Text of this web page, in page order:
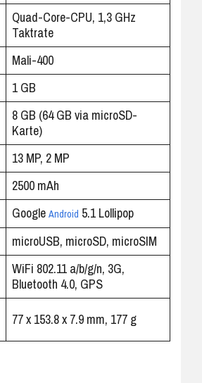
Quad-Core-CPU, 1,3 GHz
Taktrate
Mali-400
1 GB
8 GB (64 GB via microSD-
Karte)
13 MP, 2 MP
2500 mAh
Google Android 5.1 Lollipop
microUSB, microSD, microSIM
WiFi 802.11 a/b/g/n, 3G,
Bluetooth 4.0, GPS
77 x 153.8 x 7.9 mm, 177 g